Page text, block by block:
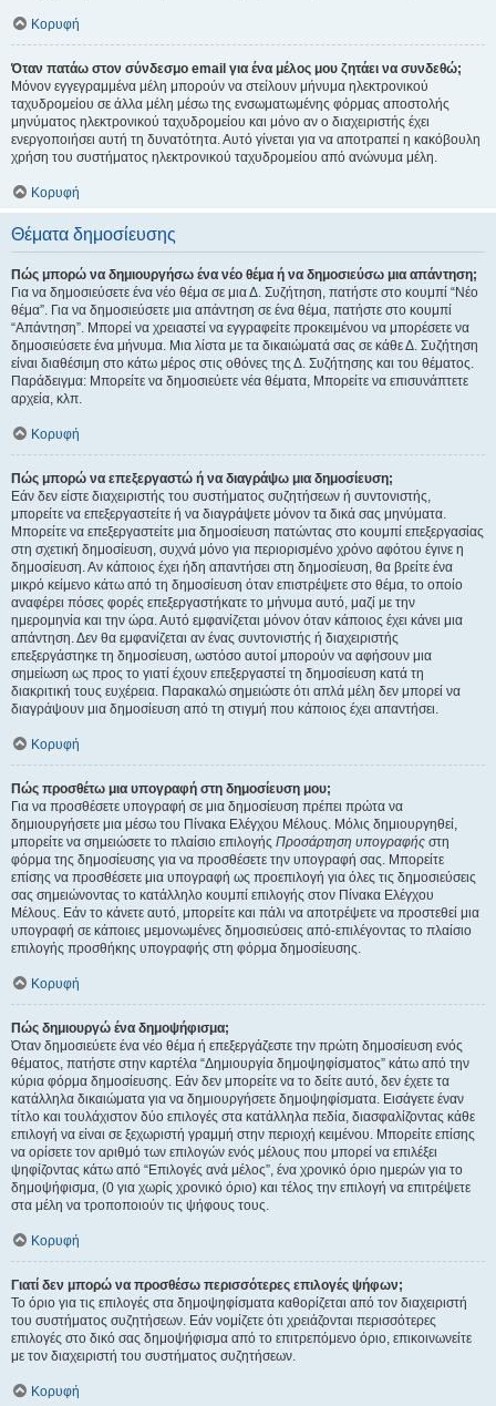
Κορυφή
Όταν πατάω στον σύνδεσμο email για ένα μέλος μου ζητάει να συνδεθώ;
Μόνον εγγεγραμμένα μέλη μπορούν να στείλουν μήνυμα ηλεκτρονικού
ταχυδρομείου σε άλλα μέλη μέσω της ενσωματωμένης φόρμας αποστολής
μηνύματος ηλεκτρονικού ταχυδρομείου και μόνο αν ο διαχειριστής έχει
ενεργοποιήσει αυτή τη δυνατότητα. Αυτό γίνεται για να αποτραπεί η κακόβουλη
χρήση του συστήματος ηλεκτρονικού ταχυδρομείου από ανώνυμα μέλη.
Κορυφή
Θέματα δημοσίευσης
Πώς μπορώ να δημιουργήσω ένα νέο θέμα ή να δημοσιεύσω μια απάντηση;
Για να δημοσιεύσετε ένα νέο θέμα σε μια Δ. Συζήτηση, πατήστε στο κουμπί “Νέο
θέμα”. Για να δημοσιεύσετε μια απάντηση σε ένα θέμα, πατήστε στο κουμπί
“Απάντηση”. Μπορεί να χρειαστεί να εγγραφείτε προκειμένου να μπορέσετε να
δημοσιεύσετε ένα μήνυμα. Μια λίστα με τα δικαιώματά σας σε κάθε Δ. Συζήτηση
είναι διαθέσιμη στο κάτω μέρος στις οθόνες της Δ. Συζήτησης και του θέματος.
Παράδειγμα: Μπορείτε να δημοσιεύετε νέα θέματα, Μπορείτε να επισυνάπτετε
αρχεία, κλπ.
Κορυφή
Πώς μπορώ να επεξεργαστώ ή να διαγράψω μια δημοσίευση;
Εάν δεν είστε διαχειριστής του συστήματος συζητήσεων ή συντονιστής,
μπορείτε να επεξεργαστείτε ή να διαγράψετε μόνον τα δικά σας μηνύματα.
Μπορείτε να επεξεργαστείτε μια δημοσίευση πατώντας στο κουμπί επεξεργασίας
στη σχετική δημοσίευση, συχνά μόνο για περιορισμένο χρόνο αφότου έγινε η
δημοσίευση. Αν κάποιος έχει ήδη απαντήσει στη δημοσίευση, θα βρείτε ένα
μικρό κείμενο κάτω από τη δημοσίευση όταν επιστρέψετε στο θέμα, το οποίο
αναφέρει πόσες φορές επεξεργαστήκατε το μήνυμα αυτό, μαζί με την
ημερομηνία και την ώρα. Αυτό εμφανίζεται μόνον όταν κάποιος έχει κάνει μια
απάντηση. Δεν θα εμφανίζεται αν ένας συντονιστής ή διαχειριστής
επεξεργάστηκε τη δημοσίευση, ωστόσο αυτοί μπορούν να αφήσουν μια
σημείωση ως προς το γιατί έχουν επεξεργαστεί τη δημοσίευση κατά τη
διακριτική τους ευχέρεια. Παρακαλώ σημειώστε ότι απλά μέλη δεν μπορεί να
διαγράψουν μια δημοσίευση από τη στιγμή που κάποιος έχει απαντήσει.
Κορυφή
Πώς προσθέτω μια υπογραφή στη δημοσίευση μου;
Για να προσθέσετε υπογραφή σε μια δημοσίευση πρέπει πρώτα να
δημιουργήσετε μια μέσω του Πίνακα Ελέγχου Μέλους. Μόλις δημιουργηθεί,
μπορείτε να σημειώσετε το πλαίσιο επιλογής Προσάρτηση υπογραφής στη
φόρμα της δημοσίευσης για να προσθέσετε την υπογραφή σας. Μπορείτε
επίσης να προσθέσετε μια υπογραφή ως προεπιλογή για όλες τις δημοσιεύσεις
σας σημειώνοντας το κατάλληλο κουμπί επιλογής στον Πίνακα Ελέγχου
Μέλους. Εάν το κάνετε αυτό, μπορείτε και πάλι να αποτρέψετε να προστεθεί μια
υπογραφή σε κάποιες μεμονωμένες δημοσιεύσεις από-επιλέγοντας το πλαίσιο
επιλογής προσθήκης υπογραφής στη φόρμα δημοσίευσης.
Κορυφή
Πώς δημιουργώ ένα δημοψήφισμα;
Όταν δημοσιεύετε ένα νέο θέμα ή επεξεργάζεστε την πρώτη δημοσίευση ενός
θέματος, πατήστε στην καρτέλα “Δημιουργία δημοψηφίσματος” κάτω από την
κύρια φόρμα δημοσίευσης. Εάν δεν μπορείτε να το δείτε αυτό, δεν έχετε τα
κατάλληλα δικαιώματα για να δημιουργήσετε δημοψηφίσματα. Εισάγετε έναν
τίτλο και τουλάχιστον δύο επιλογές στα κατάλληλα πεδία, διασφαλίζοντας κάθε
επιλογή να είναι σε ξεχωριστή γραμμή στην περιοχή κειμένου. Μπορείτε επίσης
να ορίσετε τον αριθμό των επιλογών ενός μέλους που μπορεί να επιλέξει
ψηφίζοντας κάτω από “Επιλογές ανά μέλος”, ένα χρονικό όριο ημερών για το
δημοψήφισμα, (0 για χωρίς χρονικό όριο) και τέλος την επιλογή να επιτρέψετε
στα μέλη να τροποποιούν τις ψήφους τους.
Κορυφή
Γιατί δεν μπορώ να προσθέσω περισσότερες επιλογές ψήφων;
Το όριο για τις επιλογές στα δημοψηφίσματα καθορίζεται από τον διαχειριστή
του συστήματος συζητήσεων. Εάν νομίζετε ότι χρειάζονται περισσότερες
επιλογές στο δικό σας δημοψήφισμα από το επιτρεπόμενο όριο, επικοινωνείτε
με τον διαχειριστή του συστήματος συζητήσεων.
Κορυφή